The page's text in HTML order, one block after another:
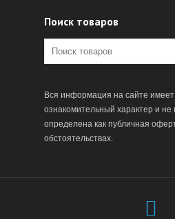
Поиск товаров
Вся информация на сайте
ознакомительный характер и
определена как публичная
обстоятельствах.